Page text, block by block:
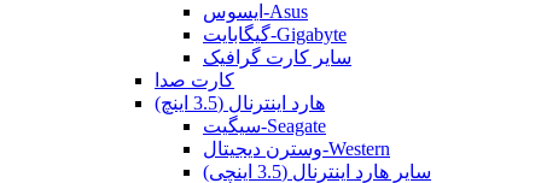
ایسوس-Asus
گیگابایت-Gigabyte
سایر کارت گرافیک
کارت صدا
هارد اینترنال (3.5 اینچ)
سیگیت-Seagate
وسترن دیجیتال-Western
سایر هارد اینترنال (3.5 اینچی)